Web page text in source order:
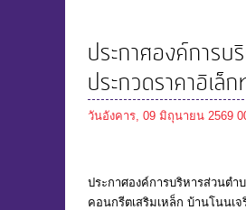
ประกาศองค์การบ
ประกวดราคาอิเ
วันอังคาร, 09 มิถุนายน 2569
ประกาศองค์การบริหารส่วนตำ
คอนกรีตเสริมเหล็ก บ้านโนนเ